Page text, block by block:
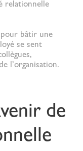
relationnelle
bâtir une
se sent
l’organisation.
de